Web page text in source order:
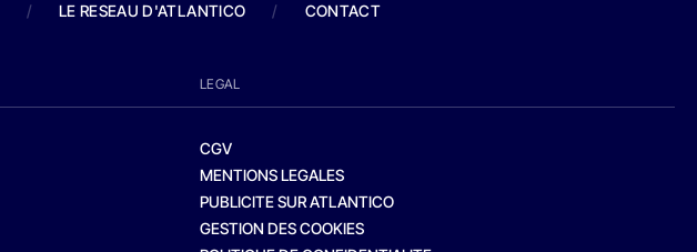
/ LE RESEAU D'ATLANTICO / CONTACT
LEGAL
CGV
MENTIONS LEGALES
PUBLICITE SUR ATLANTICO
GESTION DES COOKIES